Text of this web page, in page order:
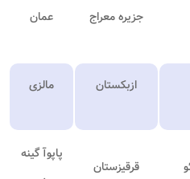
جزیره معراج عمان
ازبکستان مالزی
قرقیزستان
پاپوآ گینه